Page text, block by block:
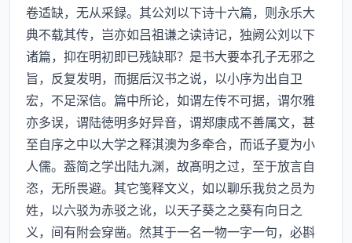
卷适缺，无从采録。其公刘以下诗十六篇，则永乐大
典不载其传，岂亦如吕祖谦之读诗记，独阙公刘以下
诸篇，抑在明初即已残缺耶？是书大要本孔子无邪之
旨，反复发明，而据后汉书之说，以小序为出自卫
宏，不足深信。篇中所论，如谓左传不可据，谓尔雅
亦多误，谓陆徳明多好异音，谓郑康成不善属文，甚
至自序之中以大学之释淇澳为多牵合，而诋子夏为小
人儒。葢简之学出陆九渊，故髙明之过，至于放言自
恣，无所畏避。其它笺释文义，如以聊乐我贠之员为
姓，以六驳为赤驳之讹，以天子葵之之葵有向日之
义，间有附会穿凿。然其于一名一物一字一句，必斟